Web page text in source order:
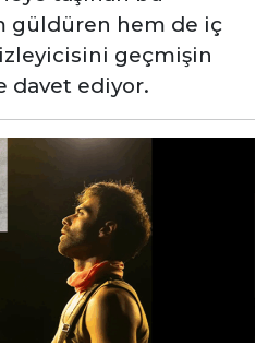
güldüren hem de iç
geçmişin
davet ediyor.